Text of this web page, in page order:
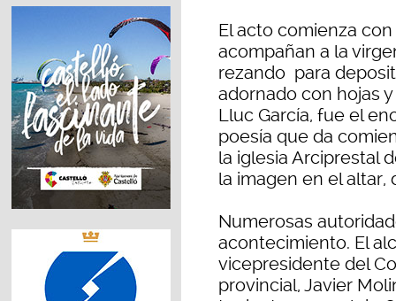
El acto comienza
acompañan a la
rezando para
adornado con hojas
Lluc García, fue el
poesía que da
la iglesia Arciprestal
la imagen en el
Numerosas
acontecimiento. El
vicepresidente del
provincial, Javier